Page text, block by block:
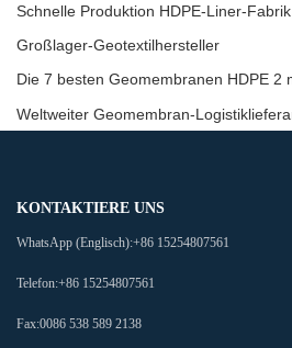
Schnelle Produktion HDPE-Liner-Fabrik
Großlager-Geotextilhersteller
Die 7 besten Geomembranen HDPE 2
Weltweiter Geomembran-
KONTAKTIERE UNS
WhatsApp (Englisch):+86 15254807561
Telefon:+86 15254807561
Fax:0086 538 589 2138